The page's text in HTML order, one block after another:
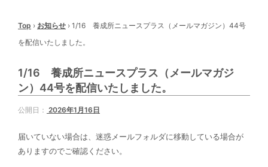
Top › お知らせ › 1/16 養成所ニュースプラス（メールマガジン）44号
を配信いたしました。
1/16 養成所ニュースプラス（メールマガジ
ン）44号を配信いたしました。
公開日： 2026年1月16日
届いていない場合は、迷惑メールフォルダに移動している場合が
ありますのでご確認ください。